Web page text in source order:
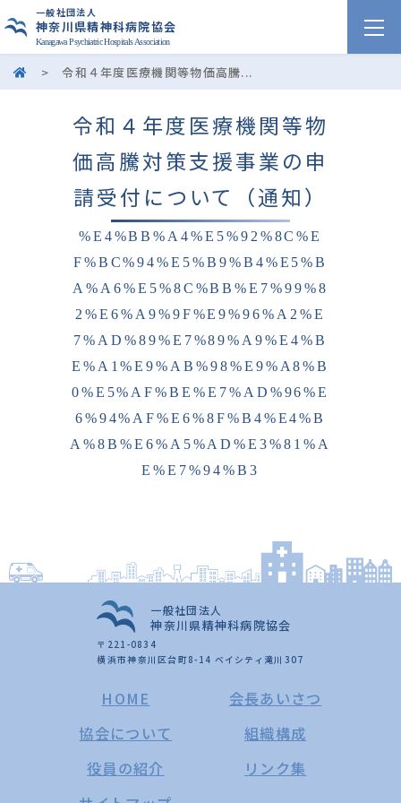
一般社団法人
神奈川県精神科病院協会
Kanagawa Psychiatric Hospitals Association
>令和４年度医療機関等物価高騰...
令和４年度医療機関等物
価高騰対策支援事業の申
請受付について（通知）
%E4%BB%A4%E5%92%8C%E
F%BC%94%E5%B9%B4%E5%B
A%A6%E5%8C%BB%E7%99%8
2%E6%A9%9F%E9%96%A2%E
7%AD%89%E7%89%A9%E4%B
E%A1%E9%AB%98%E9%A8%B
0%E5%AF%BE%E7%AD%96%E
6%94%AF%E6%8F%B4%E4%B
A%8B%E6%A5%AD%E3%81%A
E%E7%94%B3
一般社団法人
神奈川県精神科病院協会
〒221-0834
横浜市神奈川区台町8-14 ベイシティ滝川307
HOME
会長あいさつ
協会について
組織構成
役員の紹介
リンク集